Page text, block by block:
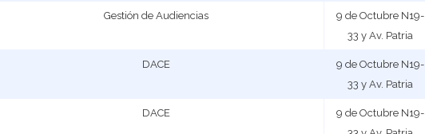
Gestión de Audiencias
9 de Octubre N19-
33 y Av. Patria
DACE
9 de Octubre N19-
33 y Av. Patria
DACE
9 de Octubre N19-